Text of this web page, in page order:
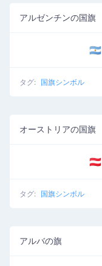
アルゼンチンの国旗
🇦🇷
タグ: 国旗シンボル
オーストリアの国旗
🇦🇹
タグ: 国旗シンボル
アルバの旗